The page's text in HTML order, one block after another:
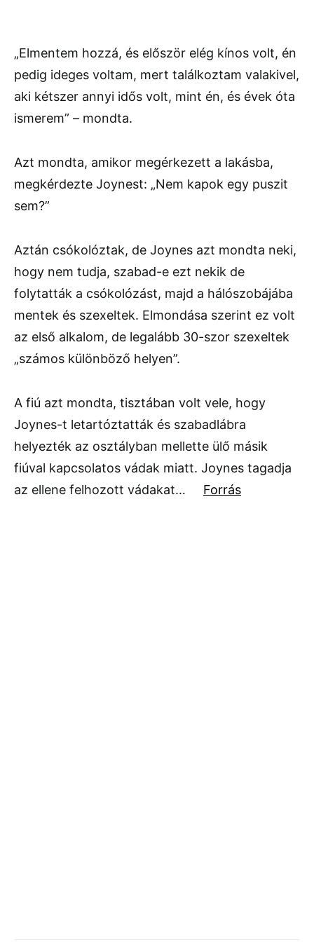
„Elmentem hozzá, és először elég kínos volt, én
pedig ideges voltam, mert találkoztam valakivel,
aki kétszer annyi idős volt, mint én, és évek óta
ismerem” – mondta.
Azt mondta, amikor megérkezett a lakásba,
megkérdezte Joynest: „Nem kapok egy puszit
sem?”
Aztán csókolóztak, de Joynes azt mondta neki,
hogy nem tudja, szabad-e ezt nekik de
folytatták a csókolózást, majd a hálószobájába
mentek és szexeltek. Elmondása szerint ez volt
az első alkalom, de legalább 30-szor szexeltek
„számos különböző helyen”.
A fiú azt mondta, tisztában volt vele, hogy
Joynes-t letartóztatták és szabadlábra
helyezték az osztályban mellette ülő másik
fiúval kapcsolatos vádak miatt. Joynes tagadja
az ellene felhozott vádakat… Forrás